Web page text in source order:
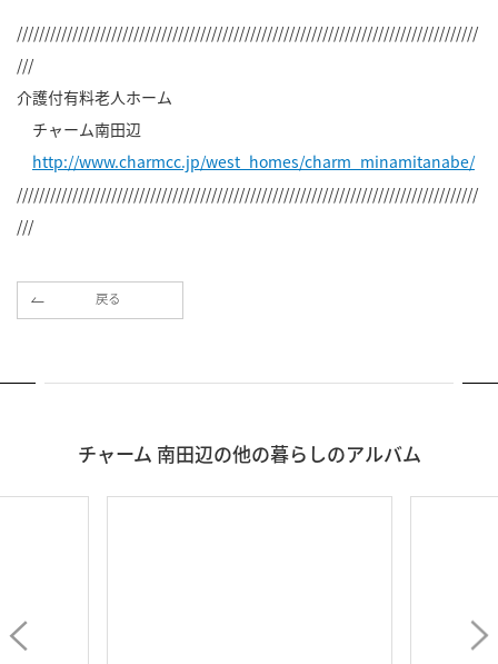
///////////////////////////////////////////////////////////////////////////////////
///
介護付有料老人ホーム
チャーム南田辺
http://www.charmcc.jp/west_homes/charm_minamitanabe/
///////////////////////////////////////////////////////////////////////////////////
///
戻る
チャーム 南田辺の他の暮らしのアルバム